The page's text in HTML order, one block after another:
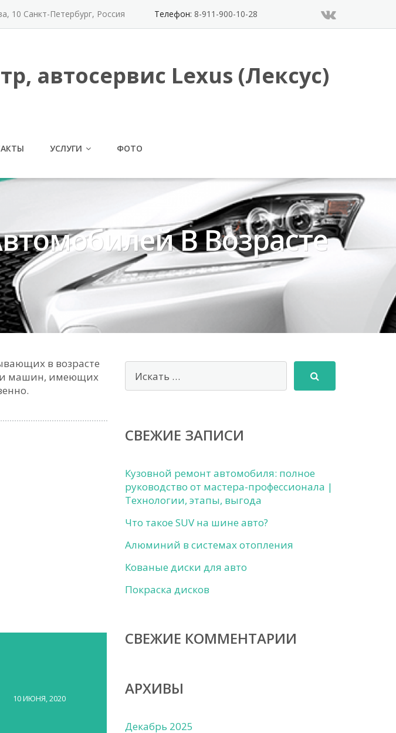
10 Санкт-Петербург, Россия Телефон: 8-911-900-10-28
автосервис Lexus (Лексус)
УСЛУГИ ФОТО
В Возрасте
в возрасте
машин, имеющих
10 ИЮНЯ, 2020
СВЕЖИЕ ЗАПИСИ
Кузовной ремонт автомобиля: полное
руководство от мастера-профессионала |
Технологии, этапы, выгода
Что такое SUV на шине авто?
Алюминий в системах отопления
Кованые диски для авто
Покраска дисков
СВЕЖИЕ КОММЕНТАРИИ
АРХИВЫ
Декабрь 2025